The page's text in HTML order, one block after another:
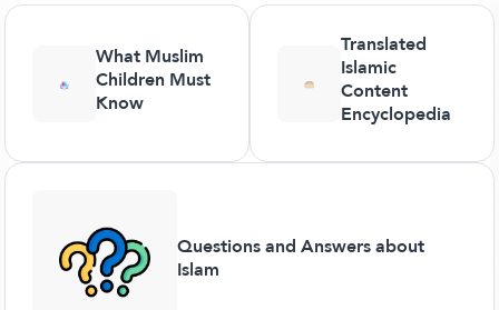
What Muslim
Children Must
Know
Translated
Islamic
Content
Encyclopedia
Questions and Answers about
Islam